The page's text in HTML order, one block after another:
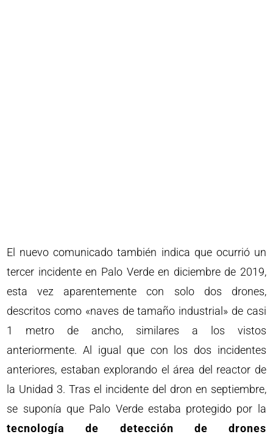
El nuevo comunicado también indica que ocurrió un
tercer incidente en Palo Verde en diciembre de 2019,
esta vez aparentemente con solo dos drones,
descritos como «naves de tamaño industrial» de casi
1 metro de ancho, similares a los vistos
anteriormente. Al igual que con los dos incidentes
anteriores, estaban explorando el área del reactor de
la Unidad 3. Tras el incidente del dron en septiembre,
se suponía que Palo Verde estaba protegido por la
tecnología de detección de drones